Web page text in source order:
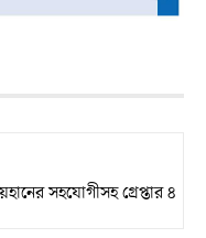
সহযোগীসহ গ্রেপ্তার ৪